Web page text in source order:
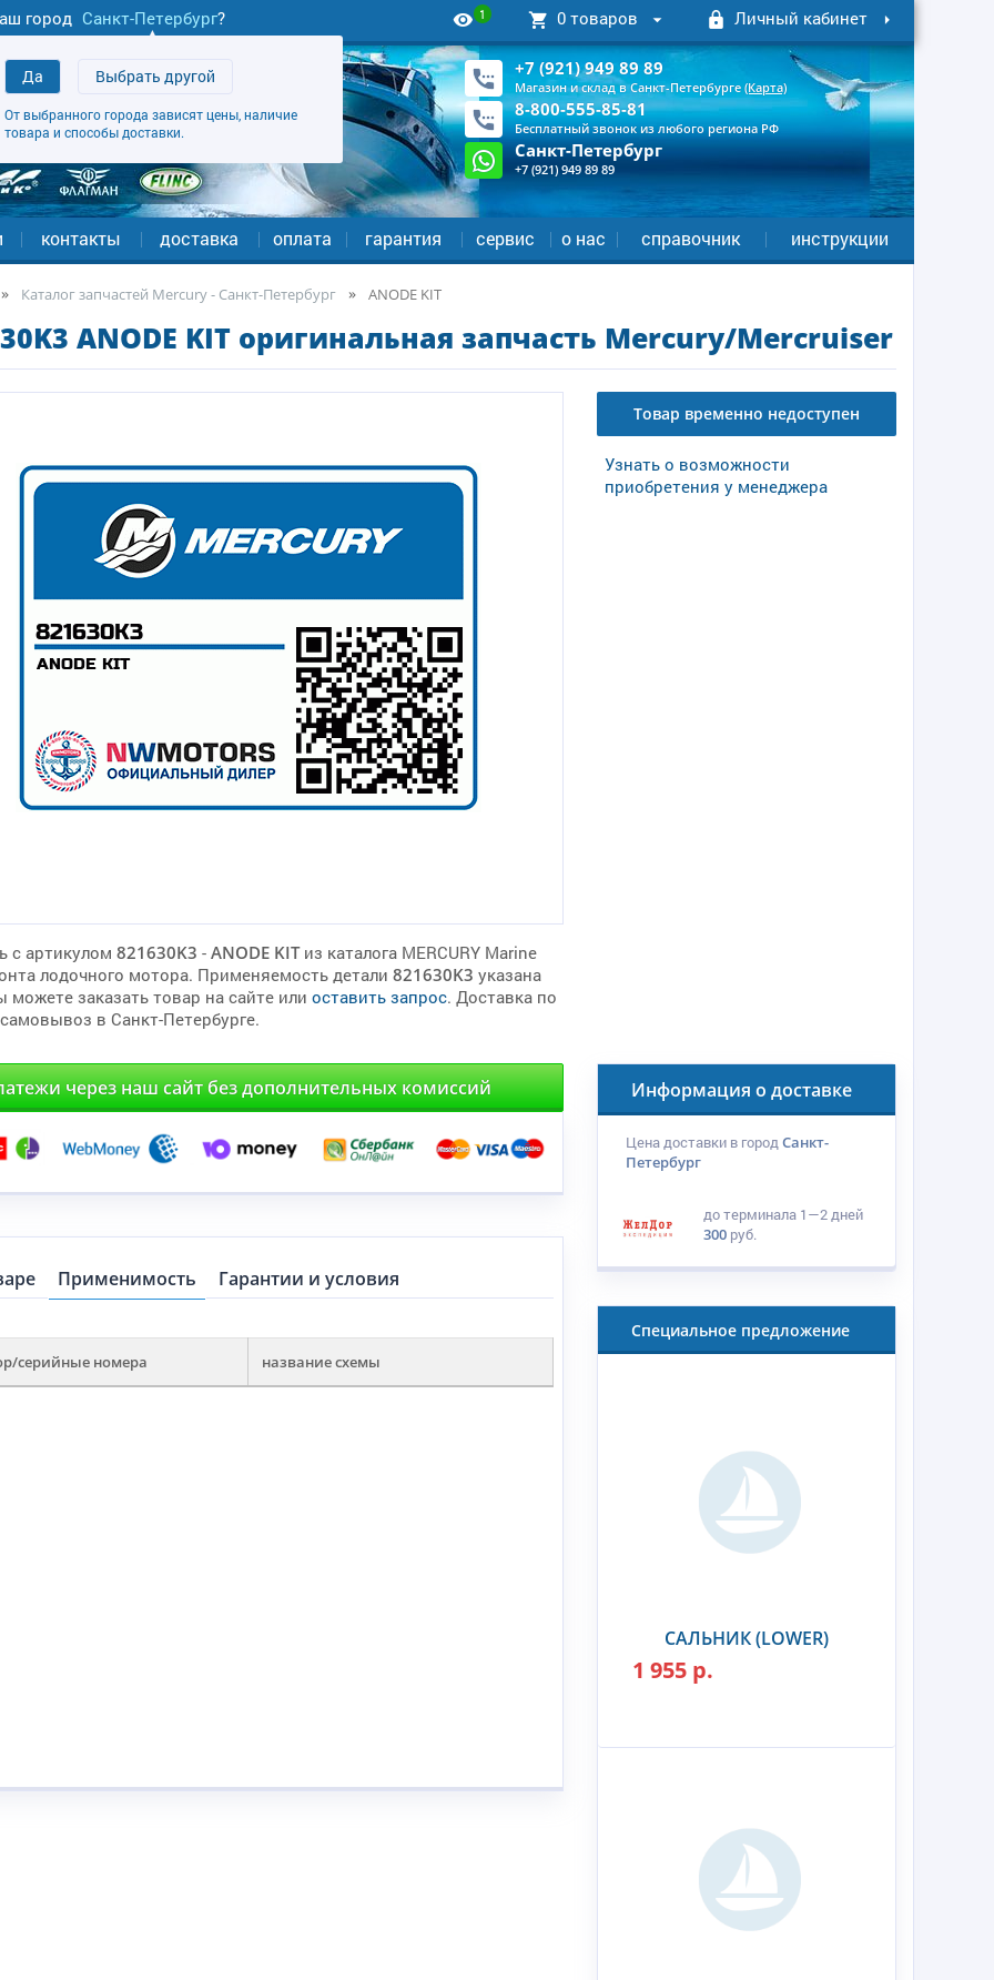
город Санкт-Петербург?
Да Выбрать другой
От выбранного города зависят цены, наличие
товара и способы доставки.
1 0 товаров Личный кабинет
+7 (921) 949 89 89
Магазин и склад в Санкт-Петербурге (Карта)
8-800-555-85-81
Бесплатный звонок из любого региона РФ
Санкт-Петербург
+7 (921) 949 89 89
контакты доставка оплата гарантия сервис о нас справочник инструкции
Каталог запчастей Mercury - Санкт-Петербург ANODE KIT
ANODE KIT оригинальная запчасть Mercury/Mercruiser
с артикулом 821630K3 - ANODE KITиз каталога MERCURY Marine
лодочного мотора. Применяемость детали 821630K3 указана
можете заказать товар на сайте или оставить запрос. Доставка по
в Санкт-Петербурге.
Товар временно недоступен
Узнать о возможности
приобретения у менеджера
через наш сайт без дополнительных комиссий
Применимость Гарантии и условия
серийные номера название схемы
Информация о доставке
Цена доставки в городСанкт-
Петербург
до терминала 1—2 дней
300 руб.
Специальное предложение
САЛЬНИК (LOWER)
1 955 р.